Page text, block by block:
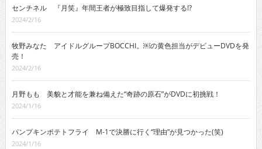
センチネル 『月笑』年間王者が極致目指して爆発する!?
2024/2/16
牧野みなた アイドルグループBOCCHI。￼の黄色担当がデビューDVDを発
売！
2024/2/16
月野もも 美貌と才能を兼ね備えた“奇跡の原石”がDVDに初挑戦！
2024/1/16
パンプキンポテトフライ M-1で決勝に行く“理由”が見つかった(笑)
2024/1/16